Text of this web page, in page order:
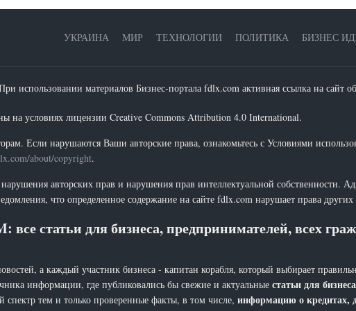
УКРАИНА МИР ТЕХНОЛОГИИ ПОЛИТИКА БИЗНЕС
использовании материалов Бизнес-портала fdlx.com активная ссылка на сайт
на условиях лицензии Creative Commons Attribution 4.0 International.
Если нарушаются Ваши авторские права, ознакомьтесь с Условиями
about/copyright.
авторских прав и нарушения прав интеллектуальной собственности.
что определенное содержание на сайте fdlx.com нарушает права
все статьи для бизнеса, предпринимателей, всех
а каждый участник бизнеса - капитан корабля, который выбирает
информации, где публиковались бы свежие и актуальные статьи для бизнеса
спектр тем и только проверенные факты, в том числе, информацию о кредитах,